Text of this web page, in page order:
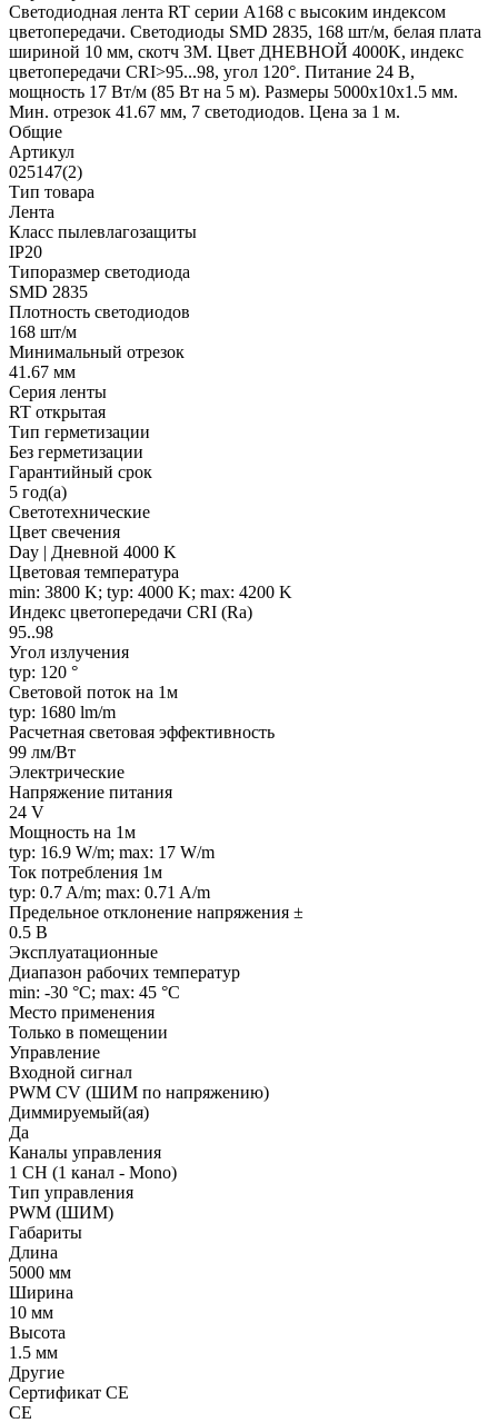
Светодиодная лента RT серии A168 с высоким индексом
цветопередачи. Светодиоды SMD 2835, 168 шт/м, белая плата
шириной 10 мм, скотч 3М. Цвет ДНЕВНОЙ 4000K, индекс
цветопередачи CRI>95...98, угол 120°. Питание 24 В,
мощность 17 Вт/м (85 Вт на 5 м). Размеры 5000х10х1.5 мм.
Мин. отрезок 41.67 мм, 7 светодиодов. Цена за 1 м.
Общие
Артикул
025147(2)
Тип товара
Лента
Класс пылевлагозащиты
IP20
Типоразмер светодиода
SMD 2835
Плотность светодиодов
168 шт/м
Минимальный отрезок
41.67 мм
Серия ленты
RT открытая
Тип герметизации
Без герметизации
Гарантийный срок
5 год(а)
Светотехнические
Цвет свечения
Day | Дневной 4000 K
Цветовая температура
min: 3800 K; typ: 4000 K; max: 4200 K
Индекс цветопередачи CRI (Ra)
95..98
Угол излучения
typ: 120 °
Световой поток на 1м
typ: 1680 lm/m
Расчетная световая эффективность
99 лм/Вт
Электрические
Напряжение питания
24 V
Мощность на 1м
typ: 16.9 W/m; max: 17 W/m
Ток потребления 1м
typ: 0.7 A/m; max: 0.71 A/m
Предельное отклонение напряжения ±
0.5 В
Эксплуатационные
Диапазон рабочих температур
min: -30 °C; max: 45 °C
Место применения
Только в помещении
Управление
Входной сигнал
PWM СV (ШИМ по напряжению)
Диммируемый(ая)
Да
Каналы управления
1 CH (1 канал - Mono)
Тип управления
PWM (ШИМ)
Габариты
Длина
5000 мм
Ширина
10 мм
Высота
1.5 мм
Другие
Сертификат CE
CE